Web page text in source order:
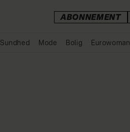
ABONNEMENT
Sundhed Mode Bolig Eurowoman